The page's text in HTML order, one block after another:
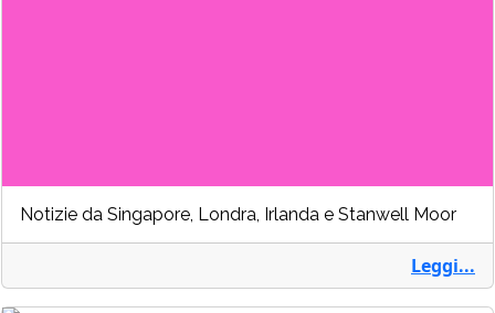
Notizie da Singapore, Londra, Irlanda e Stanwell Moor
Leggi...